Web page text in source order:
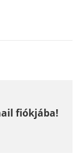
fiókjába!